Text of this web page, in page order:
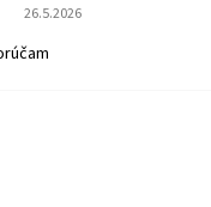
Hodnotenie obchodu je 5
26.5.2026